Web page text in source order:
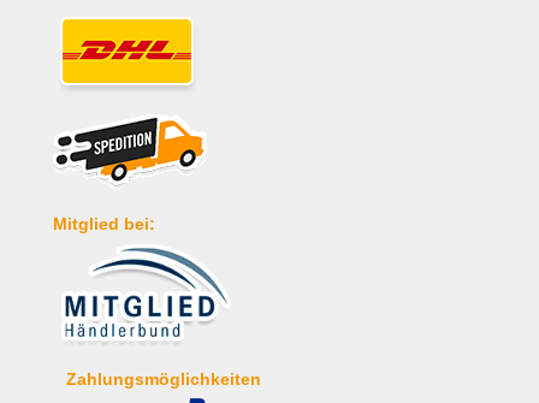
Mitglied bei:
Zahlungsmöglichkeiten